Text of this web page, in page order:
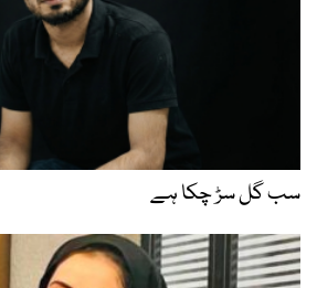
سب گل سڑ چکا ہے